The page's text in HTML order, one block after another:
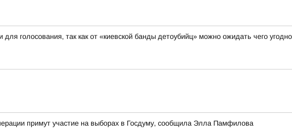
голосования, так как от «киевской банды детоубийц» можно ожидать чего
примут участие на выборах в Госдуму, сообщила Элла Памфилова